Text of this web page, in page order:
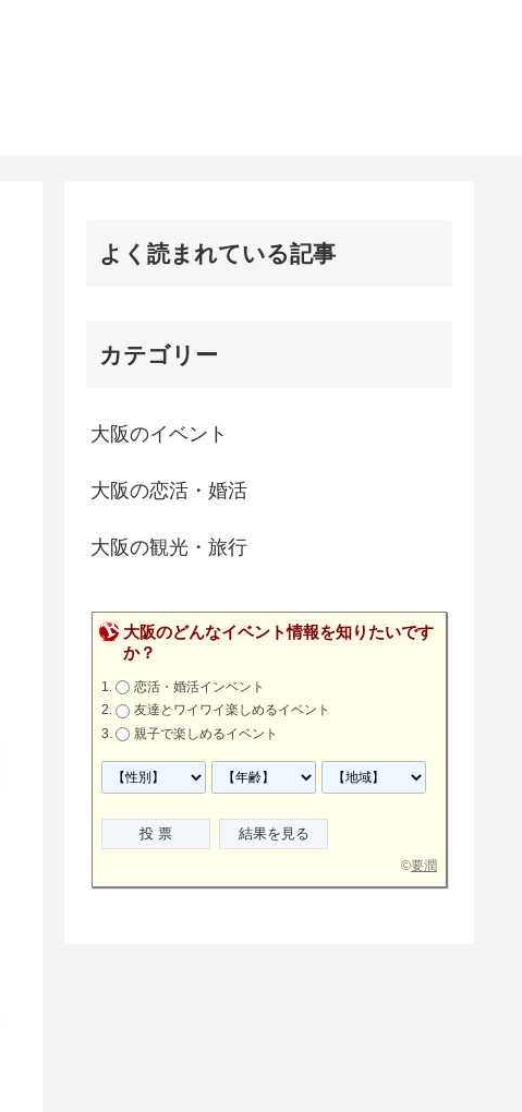
よく読まれている記事
カテゴリー
大阪のイベント
大阪の恋活・婚活
大阪の観光・旅行
大阪のどんなイベント情報を知りたいです
か？
恋活・婚活インベント
友達とワイワイ楽しめるイベント
親子で楽しめるイベント
©要潤